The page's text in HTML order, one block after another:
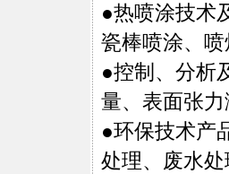
●热喷涂技术
瓷棒喷涂、
●控制、分析
量、表面张
●环保技术产
处理、废水